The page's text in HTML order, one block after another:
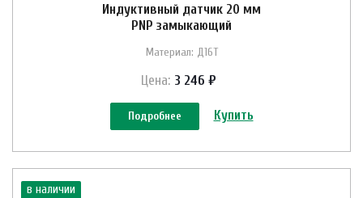
Индуктивный датчик 20 мм
PNP замыкающий
Материал: Д16Т
Цена: 3 246 ₽
Подробнее Купить
в наличии